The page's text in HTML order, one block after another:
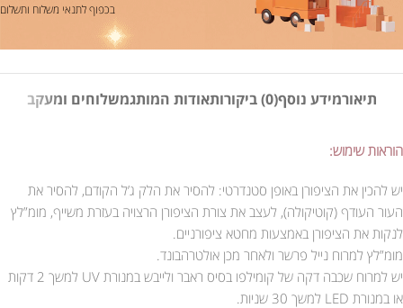
בכפוף לתנאי משלוח ותשלום
תיאורמידע נוסף(0) ביקורות אודות המותגמשלוחים ומעקב
הוראות שימוש:
יש להכין את הציפורן באופן סטנדרטי: להסיר את הלק ג’ל הקודם, להסיר את
העור העודף (קוטיקולה), לעצב את צורת הציפורן הרצויה בעזרת משייף, מומ”לץ
לנקות את הציפורן באמצעות מחטא ציפורניים.
מומ”לץ למרוח נייל פרשר ולאחר מכן אולטרהבונד.
יש למרוח שכבה דקה של קומילפו בסיס ראבר ולייבש במנורת UV למשך 2 דקות
או במנורת LED למשך 30 שניות.